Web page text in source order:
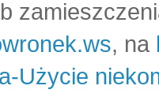
, na
Użycie